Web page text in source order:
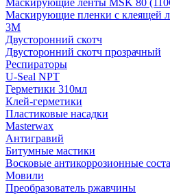
Маскирующие ленты MSK 80
Маскирующие пленки с клеящей
3M
Двусторонний скотч
Двусторонний скотч прозрачный
Респираторы
U-Seal NPT
Герметики 310мл
Клей-герметики
Пластиковые насадки
Masterwax
Антигравий
Битумные мастики
Восковые антикоррозионные
Мовили
Преобразователь ржавчины